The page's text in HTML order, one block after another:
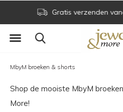
Voor 16.00 uur besteld is
MbyM broeken & shorts
Shop de mooiste MbyM
More!